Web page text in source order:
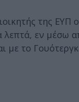
της ΕΥΠ
εν μέσω
με το